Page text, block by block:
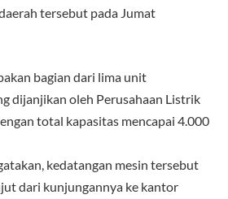
tersebut pada Jumat
bagian dari lima unit
dijanjikan oleh Perusahaan Listrik
total kapasitas mencapai 4.000
kedatangan mesin tersebut
dari kunjungannya ke kantor